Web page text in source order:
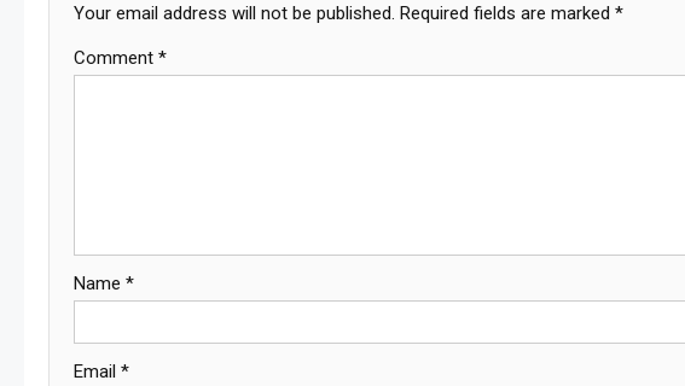
Your email address will not be published. Required fields are marked *
Comment *
Name *
Email *